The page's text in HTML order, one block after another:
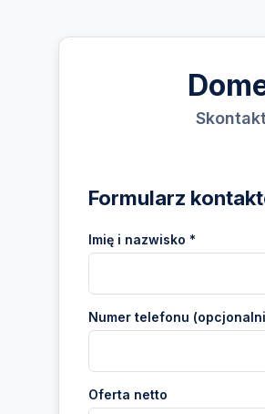
Formularz
Imię i nazwisko *
Numer telefonu
Oferta netto